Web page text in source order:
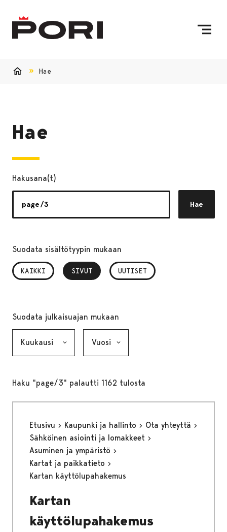
Hae
Hae
Hakusana(t)
Hae
Suodata sisältötyypin mukaan
KAIKKI SIVUT
, VALITTU UUTISET
Suodata julkaisuajan mukaan
Haku "page/3" palautti 1162 tulosta
Etusivu Kaupunki ja hallinto
Ota yhteyttä
Sähköinen asiointi ja lomakkeet
Asuminen ja ympäristö
Kartat ja paikkatieto
Kartan käyttölupahakemus
Kartan
käyttölupahakemus